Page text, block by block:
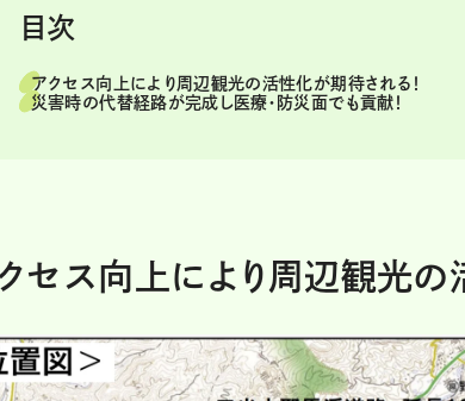
目次
アクセス向上により周辺観光の活性化が期待される！
災害時の代替経路が完成し医療・防災面でも貢献！
セス向上により周辺観光の